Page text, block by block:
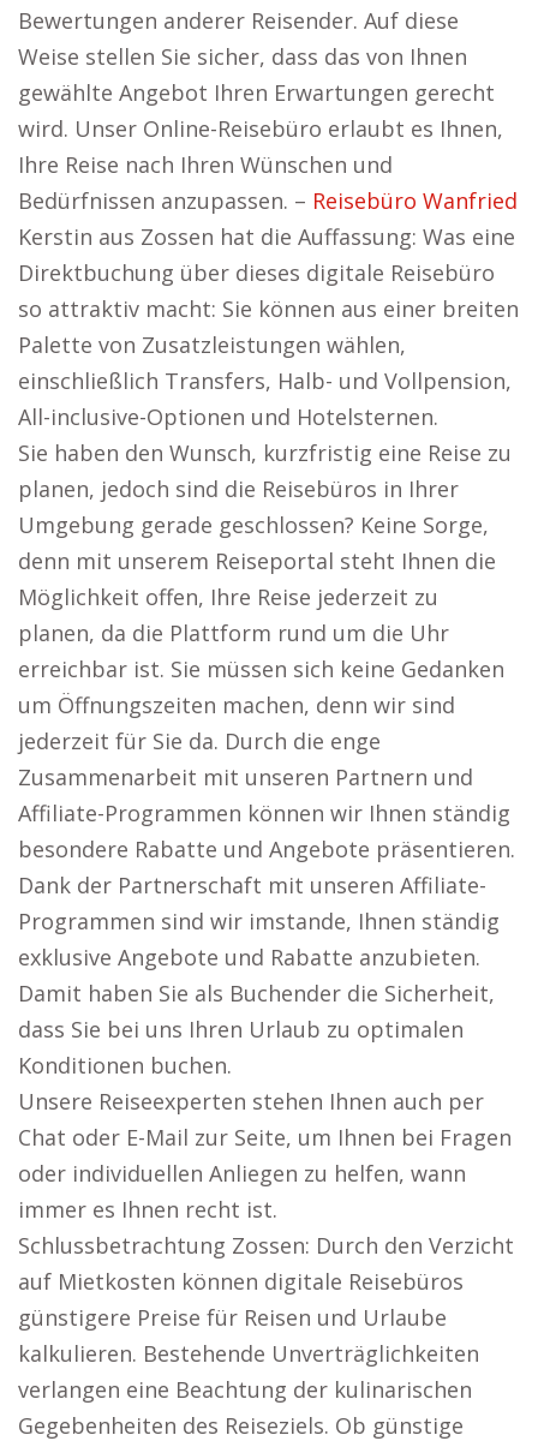
Bewertungen anderer Reisender. Auf diese
Weise stellen Sie sicher, dass das von Ihnen
gewählte Angebot Ihren Erwartungen gerecht
wird. Unser Online-Reisebüro erlaubt es Ihnen,
Ihre Reise nach Ihren Wünschen und
Bedürfnissen anzupassen. – Reisebüro Wanfried
Kerstin aus Zossen hat die Auffassung: Was eine
Direktbuchung über dieses digitale Reisebüro
so attraktiv macht: Sie können aus einer breiten
Palette von Zusatzleistungen wählen,
einschließlich Transfers, Halb- und Vollpension,
All-inclusive-Optionen und Hotelsternen.
Sie haben den Wunsch, kurzfristig eine Reise zu
planen, jedoch sind die Reisebüros in Ihrer
Umgebung gerade geschlossen? Keine Sorge,
denn mit unserem Reiseportal steht Ihnen die
Möglichkeit offen, Ihre Reise jederzeit zu
planen, da die Plattform rund um die Uhr
erreichbar ist. Sie müssen sich keine Gedanken
um Öffnungszeiten machen, denn wir sind
jederzeit für Sie da. Durch die enge
Zusammenarbeit mit unseren Partnern und
Affiliate-Programmen können wir Ihnen ständig
besondere Rabatte und Angebote präsentieren.
Dank der Partnerschaft mit unseren Affiliate-
Programmen sind wir imstande, Ihnen ständig
exklusive Angebote und Rabatte anzubieten.
Damit haben Sie als Buchender die Sicherheit,
dass Sie bei uns Ihren Urlaub zu optimalen
Konditionen buchen.
Unsere Reiseexperten stehen Ihnen auch per
Chat oder E-Mail zur Seite, um Ihnen bei Fragen
oder individuellen Anliegen zu helfen, wann
immer es Ihnen recht ist.
Schlussbetrachtung Zossen: Durch den Verzicht
auf Mietkosten können digitale Reisebüros
günstigere Preise für Reisen und Urlaube
kalkulieren. Bestehende Unverträglichkeiten
verlangen eine Beachtung der kulinarischen
Gegebenheiten des Reiseziels. Ob günstige